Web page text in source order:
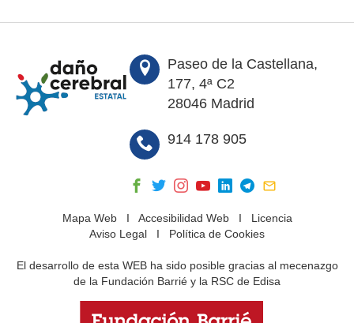
Paseo de la Castellana,
177, 4ª C2
28046 Madrid
914 178 905
Mapa WebI Accesibilidad WebI Licencia
Aviso Legal I Política de Cookies
El desarrollo de esta WEB ha sido posible gracias al mecenazgo
de la Fundación Barrié y la RSC de Edisa